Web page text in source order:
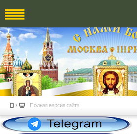
Полная версия сайта